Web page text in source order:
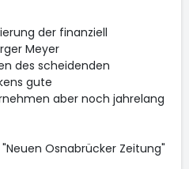
der finanziell
Meyer
des scheidenden
gute
aber noch jahrelang
Osnabrücker Zeitung"